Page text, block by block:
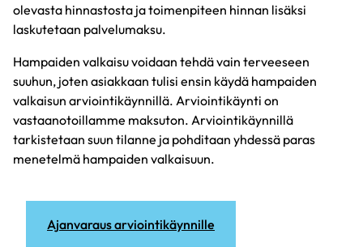
olevasta hinnastosta ja toimenpiteen hinnan lisäksi
laskutetaan palvelumaksu.
Hampaiden valkaisu voidaan tehdä vain terveeseen
suuhun, joten asiakkaan tulisi ensin käydä hampaiden
valkaisun arviointikäynnillä. Arviointikäynti on
vastaanotoillamme maksuton. Arviointikäynnillä
tarkistetaan suun tilanne ja pohditaan yhdessä paras
menetelmä hampaiden valkaisuun.
Ajanvaraus arviointikäynnille